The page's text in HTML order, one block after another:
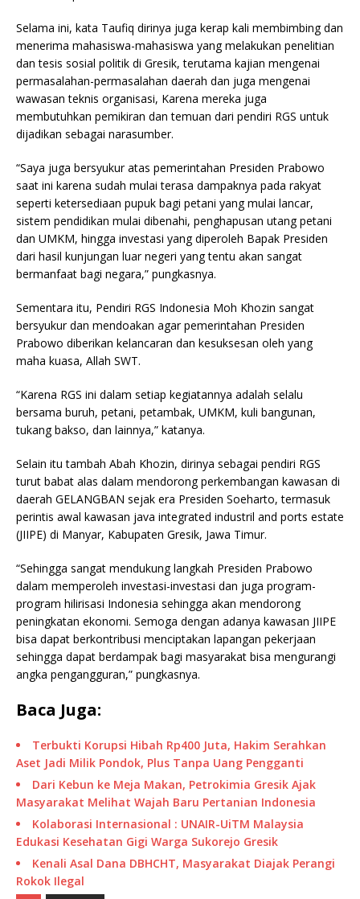
Selama ini, kata Taufiq dirinya juga kerap kali membimbing dan
menerima mahasiswa-mahasiswa yang melakukan penelitian
dan tesis sosial politik di Gresik, terutama kajian mengenai
permasalahan-permasalahan daerah dan juga mengenai
wawasan teknis organisasi, Karena mereka juga
membutuhkan pemikiran dan temuan dari pendiri RGS untuk
dijadikan sebagai narasumber.
“Saya juga bersyukur atas pemerintahan Presiden Prabowo
saat ini karena sudah mulai terasa dampaknya pada rakyat
seperti ketersediaan pupuk bagi petani yang mulai lancar,
sistem pendidikan mulai dibenahi, penghapusan utang petani
dan UMKM, hingga investasi yang diperoleh Bapak Presiden
dari hasil kunjungan luar negeri yang tentu akan sangat
bermanfaat bagi negara,” pungkasnya.
Sementara itu, Pendiri RGS Indonesia Moh Khozin sangat
bersyukur dan mendoakan agar pemerintahan Presiden
Prabowo diberikan kelancaran dan kesuksesan oleh yang
maha kuasa, Allah SWT.
“Karena RGS ini dalam setiap kegiatannya adalah selalu
bersama buruh, petani, petambak, UMKM, kuli bangunan,
tukang bakso, dan lainnya,” katanya.
Selain itu tambah Abah Khozin, dirinya sebagai pendiri RGS
turut babat alas dalam mendorong perkembangan kawasan di
daerah GELANGBAN sejak era Presiden Soeharto, termasuk
perintis awal kawasan java integrated industril and ports estate
(JIIPE) di Manyar, Kabupaten Gresik, Jawa Timur.
“Sehingga sangat mendukung langkah Presiden Prabowo
dalam memperoleh investasi-investasi dan juga program-
program hilirisasi Indonesia sehingga akan mendorong
peningkatan ekonomi. Semoga dengan adanya kawasan JIIPE
bisa dapat berkontribusi menciptakan lapangan pekerjaan
sehingga dapat berdampak bagi masyarakat bisa mengurangi
angka pengangguran,” pungkasnya.
Baca Juga:
Terbukti Korupsi Hibah Rp400 Juta, Hakim Serahkan
Aset Jadi Milik Pondok, Plus Tanpa Uang Pengganti
Dari Kebun ke Meja Makan, Petrokimia Gresik Ajak
Masyarakat Melihat Wajah Baru Pertanian Indonesia
Kolaborasi Internasional : UNAIR-UiTM Malaysia
Edukasi Kesehatan Gigi Warga Sukorejo Gresik
Kenali Asal Dana DBHCHT, Masyarakat Diajak Perangi
Rokok Ilegal